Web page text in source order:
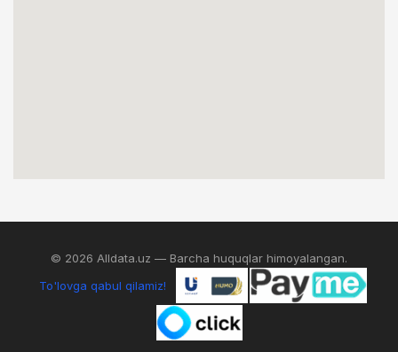
© 2026 Alldata.uz — Barcha huquqlar himoyalangan.
To'lovga qabul qilamiz!